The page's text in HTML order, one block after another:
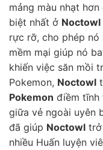
mảng màu nhạt
biệt nhất ở Noctowl
rực rỡ, cho phép
mềm mại giúp nó
khiến việc săn mồi
Pokemon, Noctowl
Pokemon điềm tĩnh
giữa vẻ ngoài uyên
đã giúp Noctowl trở
nhiều Huấn luyện